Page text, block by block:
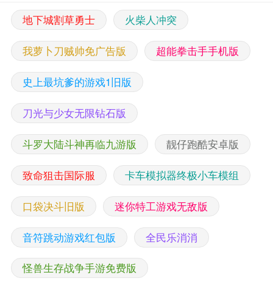
地下城割草勇士 火柴人冲突
我萝卜刀贼帅免广告版 超能拳击手手机版
史上最坑爹的游戏1旧版
刀光与少女无限钻石版
斗罗大陆斗神再临九游版 靓仔跑酷安卓版
致命狙击国际服 卡车模拟器终极小车模组
口袋决斗旧版 迷你特工游戏无敌版
音符跳动游戏红包版 全民乐消消
怪兽生存战争手游免费版